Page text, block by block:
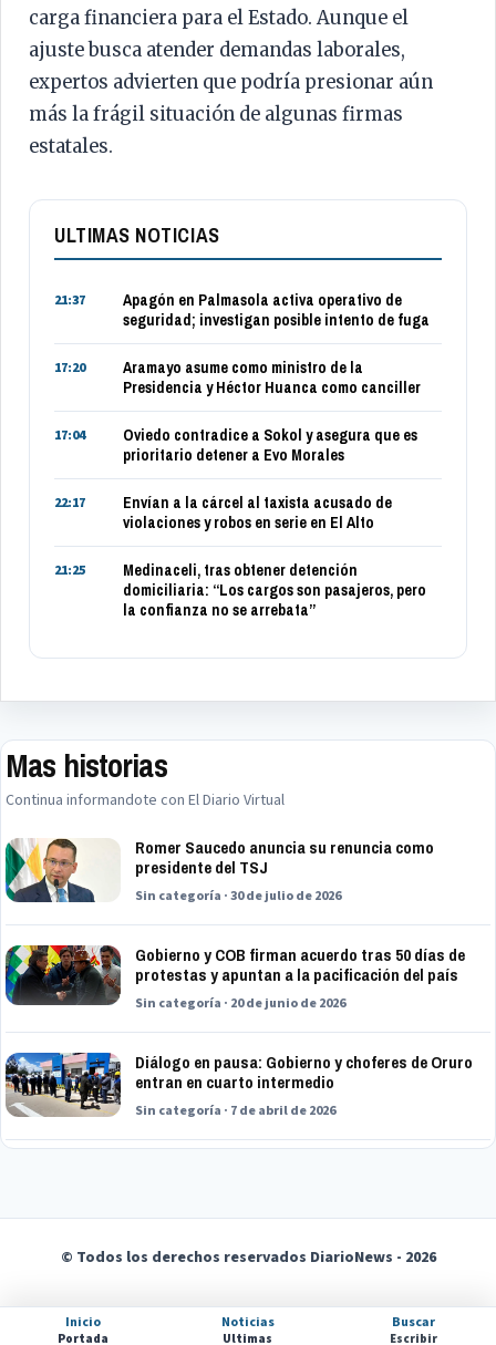
carga financiera para el Estado. Aunque el
ajuste busca atender demandas laborales,
expertos advierten que podría presionar aún
más la frágil situación de algunas firmas
estatales.
ULTIMAS NOTICIAS
21:37
Apagón en Palmasola activa operativo de
seguridad; investigan posible intento de fuga
17:20
Aramayo asume como ministro de la
Presidencia y Héctor Huanca como canciller
17:04
Oviedo contradice a Sokol y asegura que es
prioritario detener a Evo Morales
22:17
Envían a la cárcel al taxista acusado de
violaciones y robos en serie en El Alto
21:25
Medinaceli, tras obtener detención
domiciliaria: “Los cargos son pasajeros, pero
la confianza no se arrebata”
Mas historias
Continua informandote con El Diario Virtual
Romer Saucedo anuncia su renuncia como
presidente del TSJ
Sin categoría · 30 de julio de 2026
Gobierno y COB firman acuerdo tras 50 días de
protestas y apuntan a la pacificación del país
Sin categoría · 20 de junio de 2026
Diálogo en pausa: Gobierno y choferes de Oruro
entran en cuarto intermedio
Sin categoría · 7 de abril de 2026
© Todos los derechos reservados DiarioNews - 2026
Inicio
Portada
Noticias
Ultimas
Buscar
Escribir